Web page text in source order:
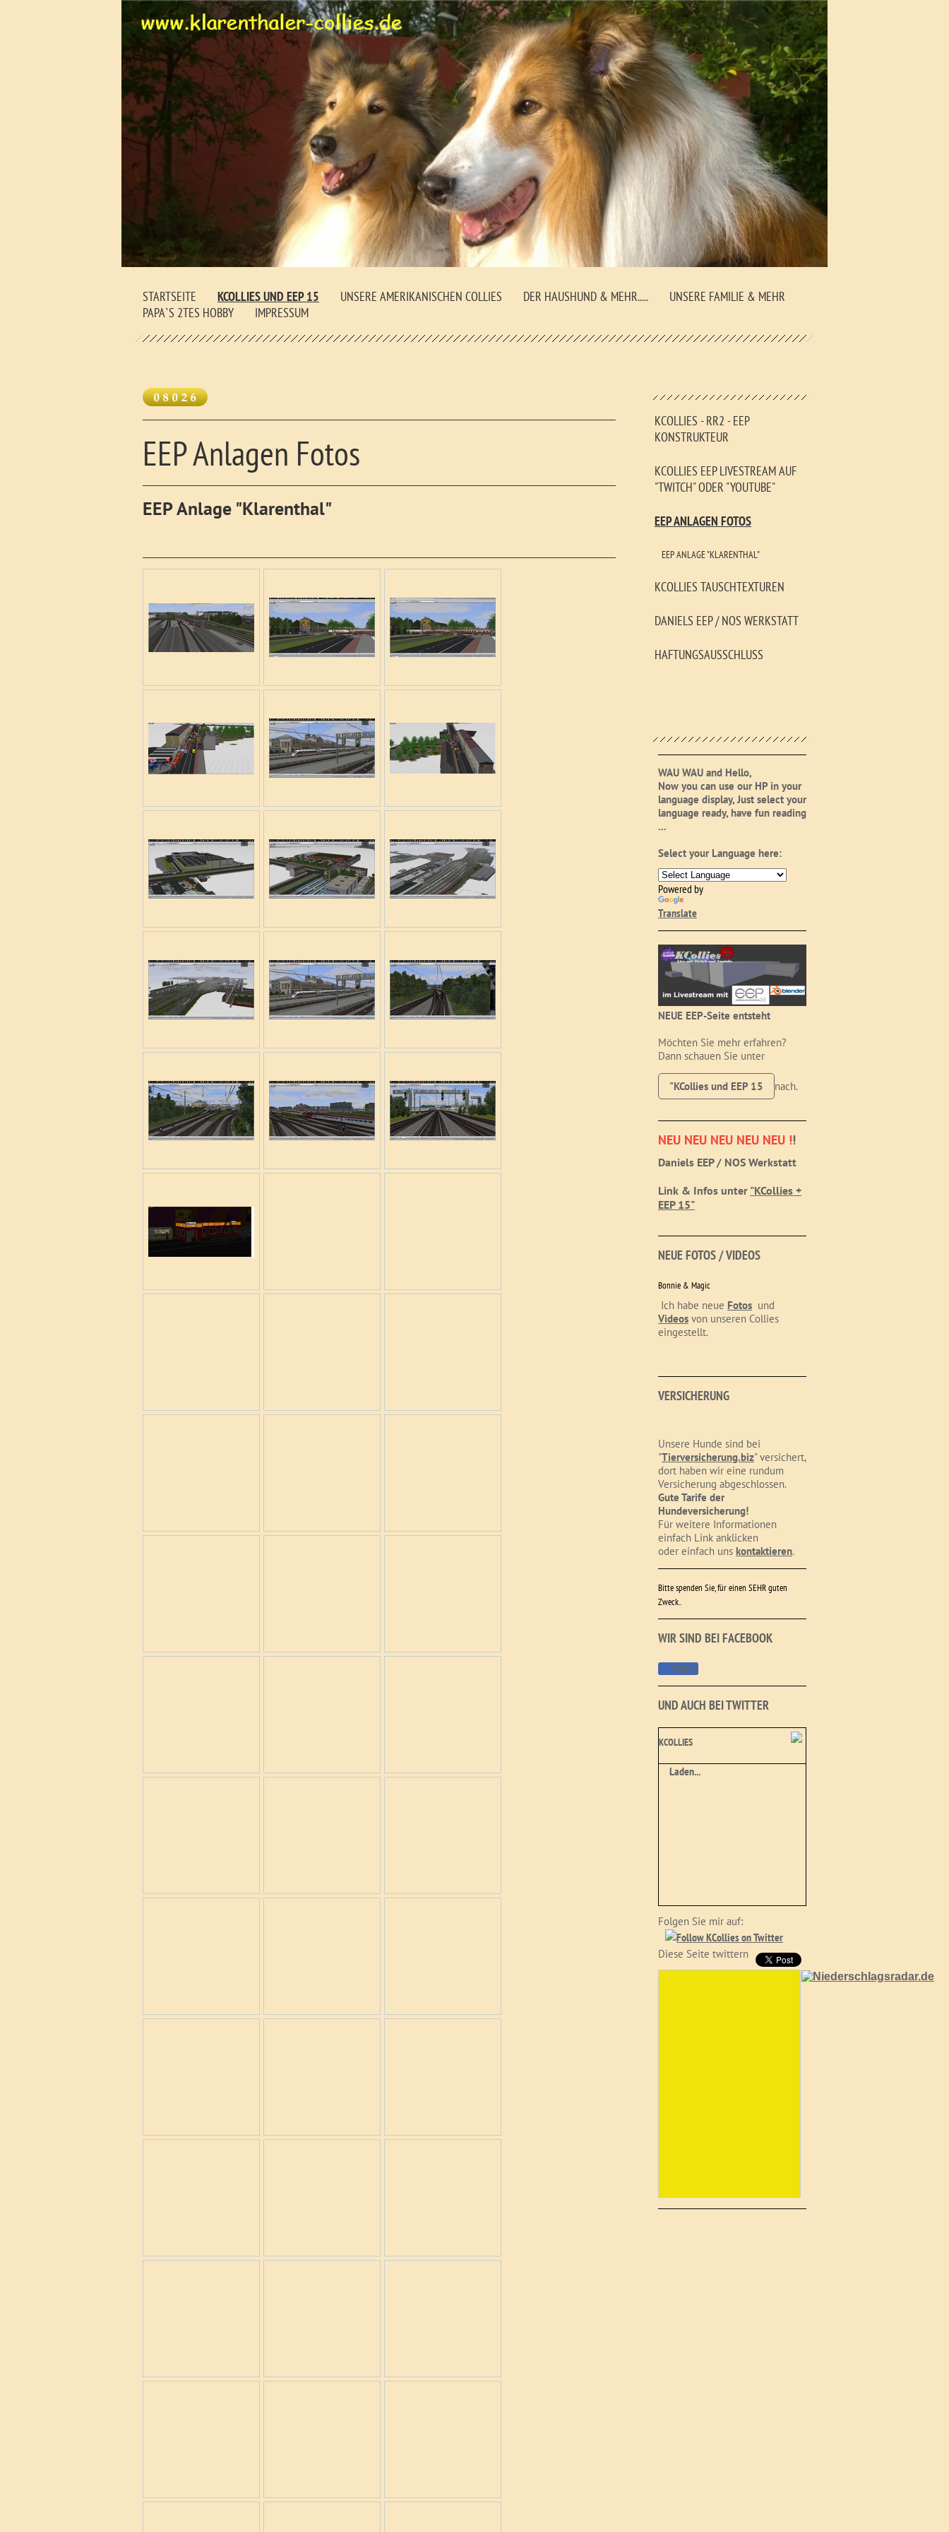
STARTSEITE KCOLLIES UND EEP 15 UNSERE AMERIKANISCHEN COLLIES DER HAUSHUND & MEHR.....
UNSERE FAMILIE & MEHR
PAPA`S 2TES HOBBY
IMPRESSUM
EEP Anlagen Fotos
EEP Anlage "Klarenthal"
KCOLLIES - RR2 - EEP
KONSTRUKTEUR
KCOLLIES EEP LIVESTREAM AUF
"TWITCH" ODER "YOUTUBE"
EEP ANLAGEN FOTOS
EEP ANLAGE "KLARENTHAL"
KCOLLIES TAUSCHTEXTUREN
DANIELS EEP / NOS WERKSTATT
HAFTUNGSAUSSCHLUSS
WAU WAU and Hello,
Now you can use our HP in your
language display,Just select your
language ready, have fun reading
...
Select your Language here:
Powered by
Translate
NEUE EEP-Seite entsteht
Möchten Sie mehr erfahren?
Dann schauen Sie unter
"KCollies und EEP 15 nach.
NEU NEU NEU NEU NEU !!
Daniels EEP / NOS Werkstatt
Link & Infos unter "KCollies +
EEP 15"
NEUE FOTOS / VIDEOS
Bonnie & Magic
Ich habe neue Fotos und
Videos von unseren Collies
eingestellt.
VERSICHERUNG
Unsere Hunde sind bei
"Tierversicherung.biz" versichert,
dort haben wir eine rundum
Versicherung abgeschlossen.
Gute Tarife der
Hundeversicherung!
Für weitere Informationen
einfach Link anklicken
oder einfach uns kontaktieren.
Bitte spenden Sie, für einen SEHR guten
Zweck..
WIR SIND BEI FACEBOOK
Teilen
UND AUCH BEI TWITTER
KCOLLIES
Laden...
Folgen Sie mir auf:
Diese Seite twittern